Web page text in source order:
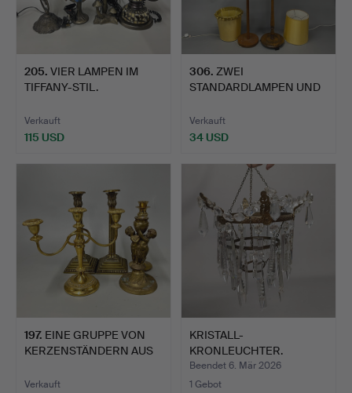
205. VIER LAMPEN IM
TIFFANY-STIL.
Verkauft
115 USD
306. ZWEI
STANDARDLAMPEN UND
Verkauft
34 USD
197. EINE GRUPPE VON
KERZENSTÄNDERN AUS
Verkauft
KRISTALL-
KRONLEUCHTER.
Beendet 6. Mär 2026
1 Gebot